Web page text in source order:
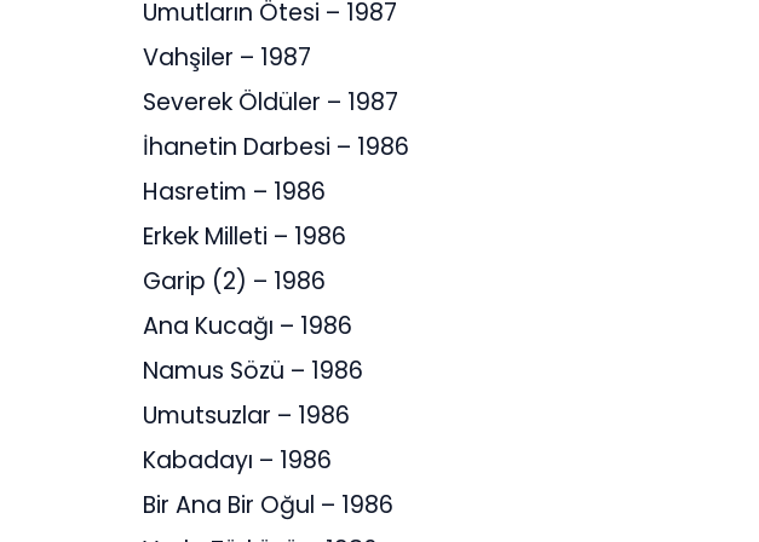
Umutların Ötesi – 1987
Vahşiler – 1987
Severek Öldüler – 1987
İhanetin Darbesi – 1986
Hasretim – 1986
Erkek Milleti – 1986
Garip (2) – 1986
Ana Kucağı – 1986
Namus Sözü – 1986
Umutsuzlar – 1986
Kabadayı – 1986
Bir Ana Bir Oğul – 1986